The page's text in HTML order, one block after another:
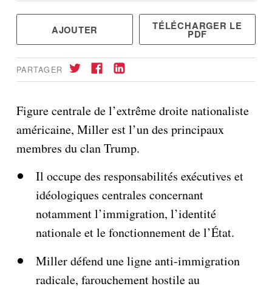
AJOUTER TÉLÉCHARGER LE
PDF
PARTAGER
→ S'abonner
Figure centrale de l’extrême droite nationaliste
américaine, Miller est l’un des principaux
membres du clan Trump.
Il occupe des responsabilités exécutives et
idéologiques centrales concernant
notamment l’immigration, l’identité
nationale et le fonctionnement de l’État.
Miller défend une ligne anti-immigration
radicale, farouchement hostile au